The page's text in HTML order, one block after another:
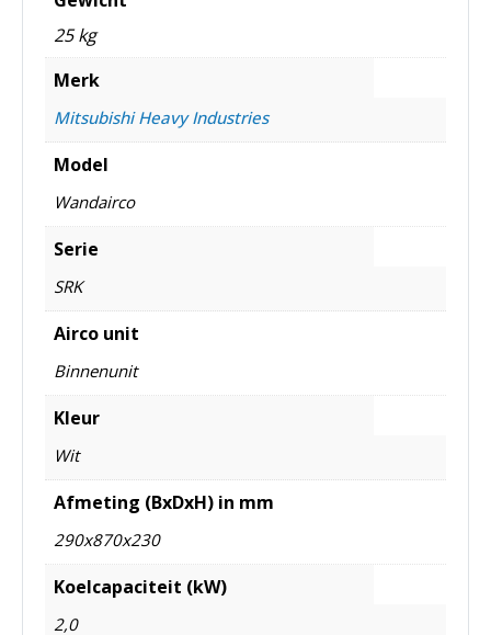
25 kg
Merk
Mitsubishi Heavy Industries
Model
Wandairco
Serie
SRK
Airco unit
Binnenunit
Kleur
Wit
Afmeting (BxDxH) in mm
290x870x230
Koelcapaciteit (kW)
2,0